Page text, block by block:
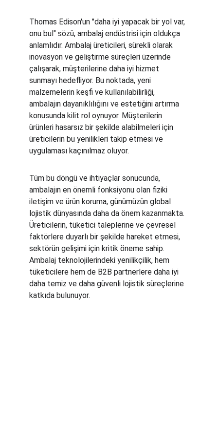
Thomas Edison'un "daha iyi yapacak bir yol var,
onu bul" sözü, ambalaj endüstrisi için oldukça
anlamlıdır. Ambalaj üreticileri, sürekli olarak
inovasyon ve geliştirme süreçleri üzerinde
çalışarak, müşterilerine daha iyi hizmet
sunmayı hedefliyor. Bu noktada, yeni
malzemelerin keşfi ve kullanılabilirliği,
ambalajın dayanıklılığını ve estetiğini artırma
konusunda kilit rol oynuyor. Müşterilerin
ürünleri hasarsız bir şekilde alabilmeleri için
üreticilerin bu yenilikleri takip etmesi ve
uygulaması kaçınılmaz oluyor.
Tüm bu döngü ve ihtiyaçlar sonucunda,
ambalajın en önemli fonksiyonu olan fiziki
iletişim ve ürün koruma, günümüzün global
lojistik dünyasında daha da önem kazanmakta.
Üreticilerin, tüketici taleplerine ve çevresel
faktörlere duyarlı bir şekilde hareket etmesi,
sektörün gelişimi için kritik öneme sahip.
Ambalaj teknolojilerindeki yenilikçilik, hem
tüketicilere hem de B2B partnerlere daha iyi
daha temiz ve daha güvenli lojistik süreçlerine
katkıda bulunuyor.